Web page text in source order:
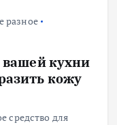
разное
вашей кухни
кожу
средство для